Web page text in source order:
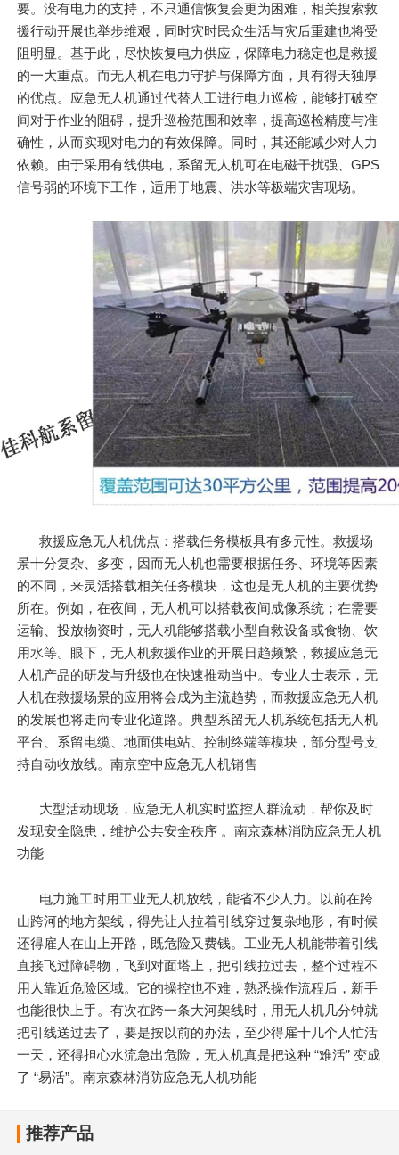
要。没有电力的支持，不只通信恢复会更为困难，相关搜索救
援行动开展也举步维艰，同时灾时民众生活与灾后重建也将受
阻明显。基于此，尽快恢复电力供应，保障电力稳定也是救援
的一大重点。而无人机在电力守护与保障方面，具有得天独厚
的优点。应急无人机通过代替人工进行电力巡检，能够打破空
间对于作业的阻碍，提升巡检范围和效率，提高巡检精度与准
确性，从而实现对电力的有效保障。同时，其还能减少对人力
依赖。由于采用有线供电，系留无人机可在电磁干扰强、GPS
信号弱的环境下工作，适用于地震、洪水等极端灾害现场。
救援应急无人机优点：搭载任务模板具有多元性。救援场
景十分复杂、多变，因而无人机也需要根据任务、环境等因素
的不同，来灵活搭载相关任务模块，这也是无人机的主要优势
所在。例如，在夜间，无人机可以搭载夜间成像系统；在需要
运输、投放物资时，无人机能够搭载小型自救设备或食物、饮
用水等。眼下，无人机救援作业的开展日趋频繁，救援应急无
人机产品的研发与升级也在快速推动当中。专业人士表示，无
人机在救援场景的应用将会成为主流趋势，而救援应急无人机
的发展也将走向专业化道路。典型系留无人机系统包括无人机
平台、系留电缆、地面供电站、控制终端等模块，部分型号支
持自动收放线。南京空中应急无人机销售
大型活动现场，应急无人机实时监控人群流动，帮你及时
发现安全隐患，维护公共安全秩序 。南京森林消防应急无人机
功能
电力施工时用工业无人机放线，能省不少人力。以前在跨
山跨河的地方架线，得先让人拉着引线穿过复杂地形，有时候
还得雇人在山上开路，既危险又费钱。工业无人机能带着引线
直接飞过障碍物，飞到对面塔上，把引线拉过去，整个过程不
用人靠近危险区域。它的操控也不难，熟悉操作流程后，新手
也能很快上手。有次在跨一条大河架线时，用无人机几分钟就
把引线送过去了，要是按以前的办法，至少得雇十几个人忙活
一天，还得担心水流急出危险，无人机真是把这种 “难活” 变成
了 “易活”。南京森林消防应急无人机功能
推荐产品